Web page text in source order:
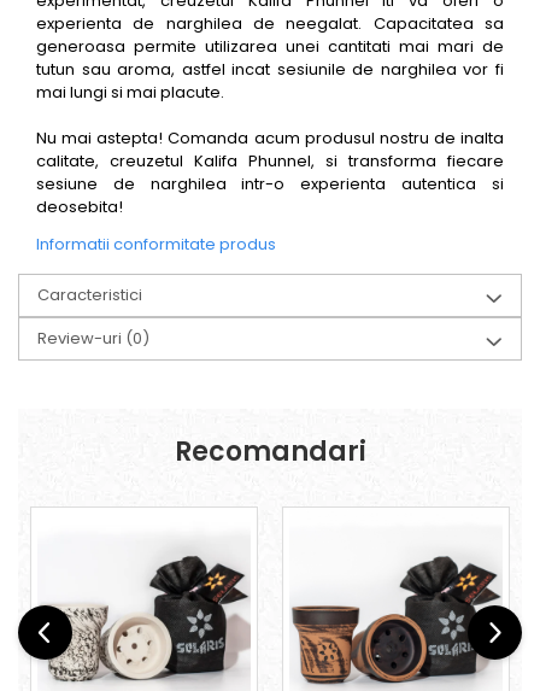
experienta de narghilea de neegalat. Capacitatea sa
generoasa permite utilizarea unei cantitati mai mari de
tutun sau aroma, astfel incat sesiunile de narghilea vor fi
mai lungi si mai placute.
Nu mai astepta! Comanda acum produsul nostru de inalta
calitate, creuzetul Kalifa Phunnel, si transforma fiecare
sesiune de narghilea intr-o experienta autentica si
deosebita!
Informatii conformitate produs
Caracteristici
Review-uri (0)
Recomandari